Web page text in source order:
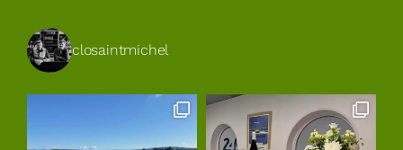
closaintmichel